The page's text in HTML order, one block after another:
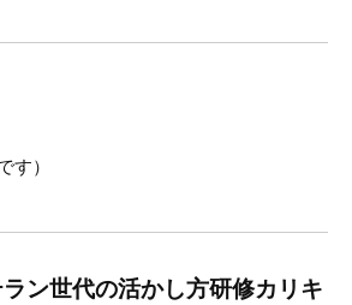
す）
ン世代の活かし方研修カリキ